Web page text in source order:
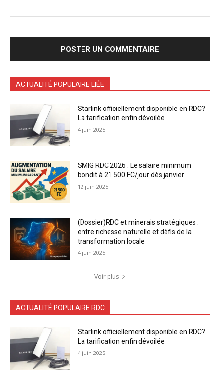
ACTUALITÉ POPULAIRE LIÉE
Starlink officiellement disponible en RDC?
La tarification enfin dévoilée
4 juin 2025
SMIG RDC 2026 : Le salaire minimum
bondit à 21 500 FC/jour dès janvier
12 juin 2025
(Dossier)RDC et minerais stratégiques :
entre richesse naturelle et défis de la
transformation locale
4 juin 2025
Voir plus
ACTUALITÉ POPULAIRE RDC
Starlink officiellement disponible en RDC?
La tarification enfin dévoilée
4 juin 2025